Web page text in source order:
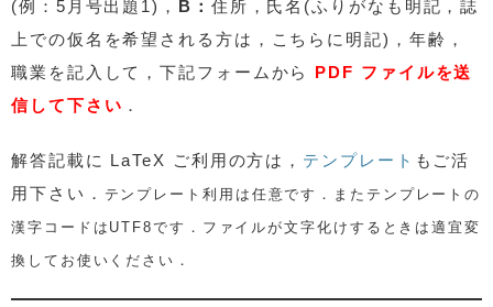
(例：5月号出題1)， B： 住所，氏名(ふりがなも明記，誌
上での仮名を希望される方は，こちらに明記)，年齢，
職業を記入して，下記フォームから PDF ファイルを送
信して下さい ．
解答記載に LaTeX ご利用の方は， テンプレート もご活
用下さい． テンプレート利用は任意です．またテンプレートの
漢字コードはUTF8です．ファイルが文字化けするときは適宜変
換してお使いください．